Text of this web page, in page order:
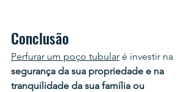
Conclusão
Perfurar um poço tubular é investir na
segurança da sua propriedade e na
tranquilidade da sua família ou